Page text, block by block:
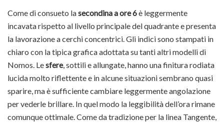
Come di consueto lasecondina a ore 6è leggermente
incavata rispetto al livello principale del quadrante e presenta
la lavorazione a cerchi concentrici. Gli indici sono stampati in
chiaro con la tipica grafica adottata su tanti altri modelli di
Nomos. Lesfere, sottili e allungate, hanno una finitura rodiata
lucida molto riflettente e in alcune situazioni sembrano quasi
sparire, ma è sufficiente cambiare leggermente angolazione
per vederle brillare. In quel modo la leggibilità dell’ora rimane
comunque ottimale. Come da tradizione per la linea Tangente,